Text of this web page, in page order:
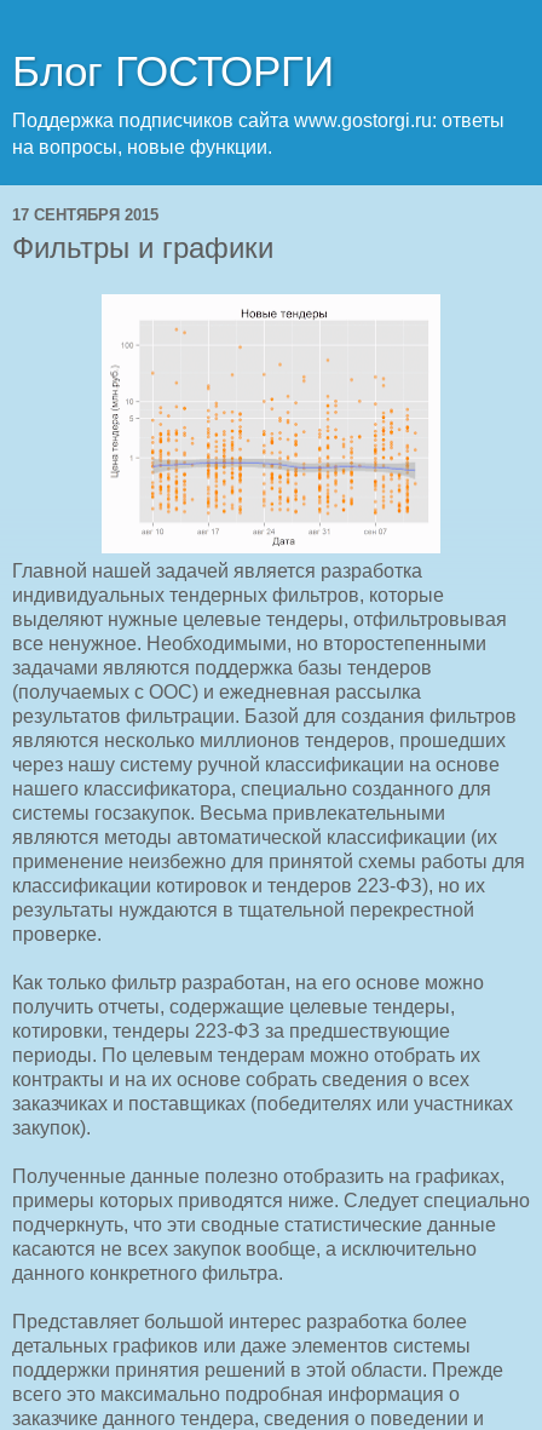
Блог ГОСТОРГИ
Поддержка подписчиков сайта www.gostorgi.ru: ответы
на вопросы, новые функции.
17 СЕНТЯБРЯ 2015
Фильтры и графики
Главной нашей задачей является разработка
индивидуальных тендерных фильтров, которые
выделяют нужные целевые тендеры, отфильтровывая
все ненужное. Необходимыми, но второстепенными
задачами являются поддержка базы тендеров
(получаемых с ООС) и ежедневная рассылка
результатов фильтрации. Базой для создания фильтров
являются несколько миллионов тендеров, прошедших
через нашу систему ручной классификации на основе
нашего классификатора, специально созданного для
системы госзакупок. Весьма привлекательными
являются методы автоматической классификации (их
применение неизбежно для принятой схемы работы для
классификации котировок и тендеров 223-ФЗ), но их
результаты нуждаются в тщательной перекрестной
проверке.
Как только фильтр разработан, на его основе можно
получить отчеты, содержащие целевые тендеры,
котировки, тендеры 223-ФЗ за предшествующие
периоды. По целевым тендерам можно отобрать их
контракты и на их основе собрать сведения о всех
заказчиках и поставщиках (победителях или участниках
закупок).
Полученные данные полезно отобразить на графиках,
примеры которых приводятся ниже. Следует специально
подчеркнуть, что эти сводные статистические данные
касаются не всех закупок вообще, а исключительно
данного конкретного фильтра.
Представляет большой интерес разработка более
детальных графиков или даже элементов системы
поддержки принятия решений в этой области. Прежде
всего это максимально подробная информация о
заказчике данного тендера, сведения о поведении и